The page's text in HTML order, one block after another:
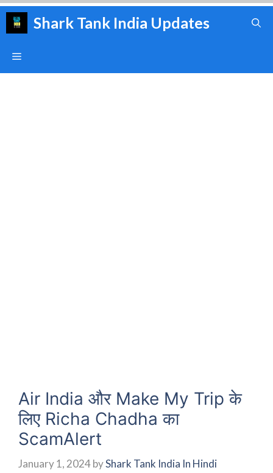
Skip
Shark Tank India Updates
Menu
Air India और Make My Trip के
लिए Richa Chadha का
ScamAlert
January 1, 2024byShark Tank India In Hindi